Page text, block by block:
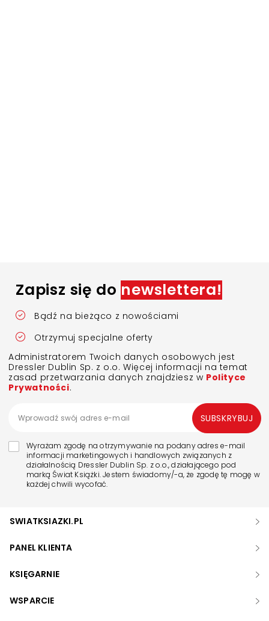
Zapisz się do newslettera!
Bądź na bieżąco z nowościami
Otrzymuj specjalne oferty
Administratorem Twoich danych osobowych jest
Dressler Dublin Sp. z o.o. Więcej informacji na temat
zasad przetwarzania danych znajdziesz w Polityce
Prywatności.
Wyrażam zgodę na otrzymywanie na podany adres e-mail
informacji marketingowych i handlowych związanych z
działalnością Dressler Dublin Sp. z o.o., działającego pod
marką Świat Książki. Jestem świadomy/-a, że zgodę tę mogę w
każdej chwili wycofać.
SUBSKRYBUJ
SWIATKSIAZKI.PL
PANEL KLIENTA
KSIĘGARNIE
WSPARCIE